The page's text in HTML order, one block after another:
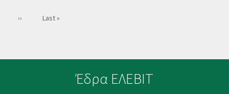
Next
››
Last
Last »
Έδρα ΕΛΕΒΙΤ